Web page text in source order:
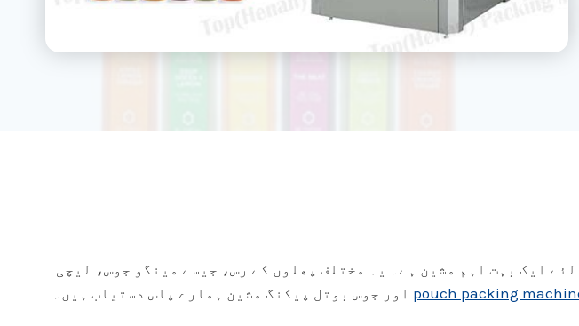
ایک بہت اہم مشین ہے۔ یہ مختلف پھلوں کے رس، جیسے مینگو جوس، لیچی
pouch packing اور جوس بوتل پیکنگ مشین ہمارے پاس دستیاب ہیں۔